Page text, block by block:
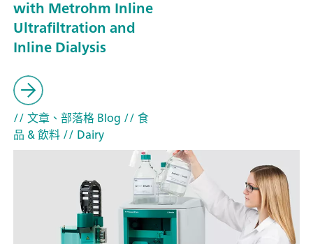
with Metrohm Inline
Ultrafiltration and
Inline Dialysis
// 文章、部落格 Blog // 食
品 & 飲料// Dairy